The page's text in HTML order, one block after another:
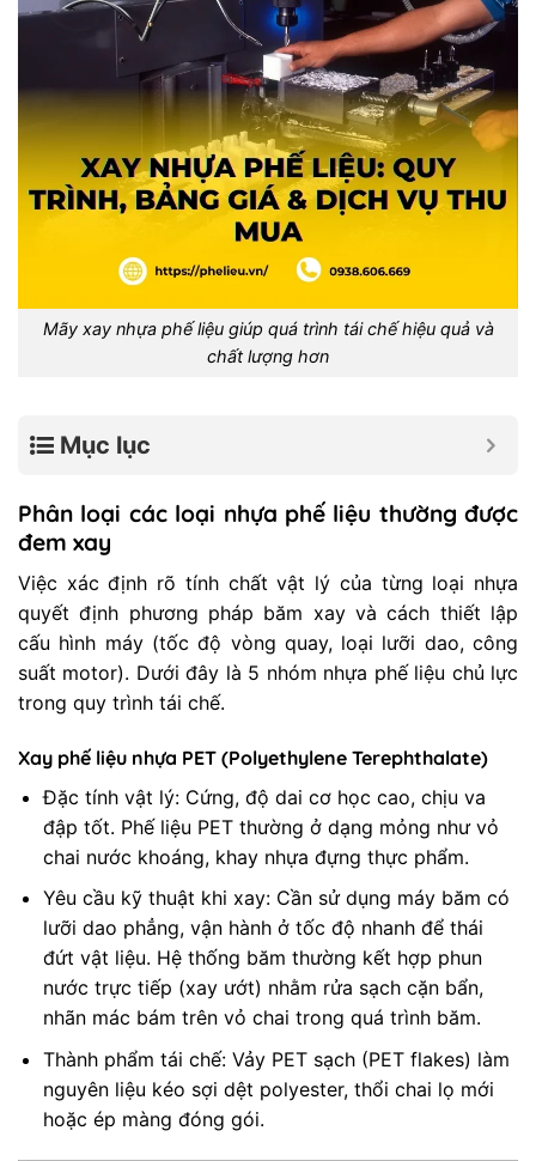
Mãy xay nhựa phế liệu giúp quá trình tái chế hiệu quả và
chất lượng hơn
Mục lục
Phân loại các loại nhựa phế liệu thường được
đem xay
Việc xác định rõ tính chất vật lý của từng loại nhựa
quyết định phương pháp băm xay và cách thiết lập
cấu hình máy (tốc độ vòng quay, loại lưỡi dao, công
suất motor). Dưới đây là 5 nhóm nhựa phế liệu chủ lực
trong quy trình tái chế.
Xay phế liệu nhựa PET (Polyethylene Terephthalate)
Đặc tính vật lý: Cứng, độ dai cơ học cao, chịu va
đập tốt. Phế liệu PET thường ở dạng mỏng như vỏ
chai nước khoáng, khay nhựa đựng thực phẩm.
Yêu cầu kỹ thuật khi xay: Cần sử dụng máy băm có
lưỡi dao phẳng, vận hành ở tốc độ nhanh để thái
đứt vật liệu. Hệ thống băm thường kết hợp phun
nước trực tiếp (xay ướt) nhằm rửa sạch cặn bẩn,
nhãn mác bám trên vỏ chai trong quá trình băm.
Thành phẩm tái chế: Vảy PET sạch (PET flakes) làm
nguyên liệu kéo sợi dệt polyester, thổi chai lọ mới
hoặc ép màng đóng gói.